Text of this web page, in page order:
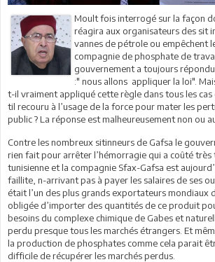
Moult fois interrogé sur la façon
réagira aux organisateurs des sit
vannes de pétrole ou empêchent
compagnie de phosphate de
gouvernement a toujours
:" nous allons appliquer la loi".
t-il vraiment appliqué cette règle dans tous les
til recouru à l’usage de la force pour mater les
public ? La réponse est malheureusement non ou
Contre les nombreux sitinneurs de Gafsa le
rien fait pour arrêter l’hémorragie qui a coûté très
tunisienne et la compagnie Sfax-Gafsa est
faillite, n-arrivant pas à payer les salaires de ses
était l’un des plus grands exportateurs mondiaux
obligée d’importer des quantités de ce produit
besoins du complexe chimique de Gabes et
perdu presque tous les marchés étrangers. Et
la production de phosphates comme cela parait
difficile de récupérer les marchés perdus.